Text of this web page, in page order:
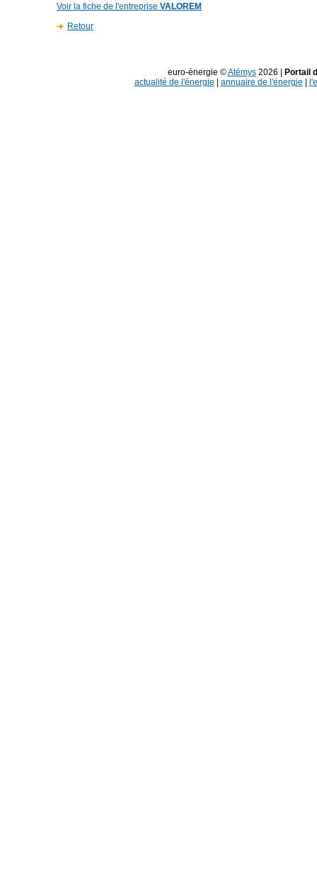
Voir la fiche de l'entreprise VALOREM
Retour
euro-énergie ©Atémys2026 |
Portail
actualité de l'énergie
annuaire de l'énergie